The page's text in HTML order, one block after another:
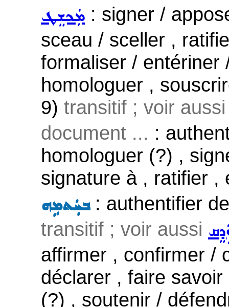
ܡܲܟܫܸܛ : signer /
sceau / sceller ,
formaliser / entériner
homologuer ,
9) transitif ; voir
document ... :
homologuer (?) ,
signature à , ratifier
ܒܚܲܬܡܹܗ: authentifier
transitif ; voir aussi
affirmer , confirmer /
déclarer , faire
(?) , soutenir /